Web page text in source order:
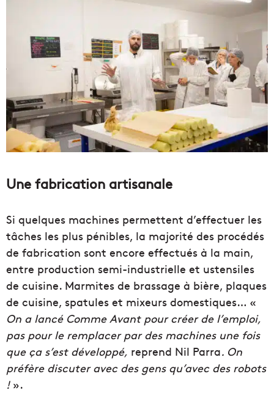
Une fabrication artisanale
Si quelques machines permettent d’effectuer les
tâches les plus pénibles, la majorité des procédés
de fabrication sont encore effectués à la main,
entre production semi-industrielle et ustensiles
de cuisine. Marmites de brassage à bière, plaques
de cuisine, spatules et mixeurs domestiques… «
On a lancé Comme Avant pour créer de l’emploi,
pas pour le remplacer par des machines une fois
que ça s’est développé, reprend Nil Parra. On
préfère discuter avec des gens qu’avec des robots
! ».